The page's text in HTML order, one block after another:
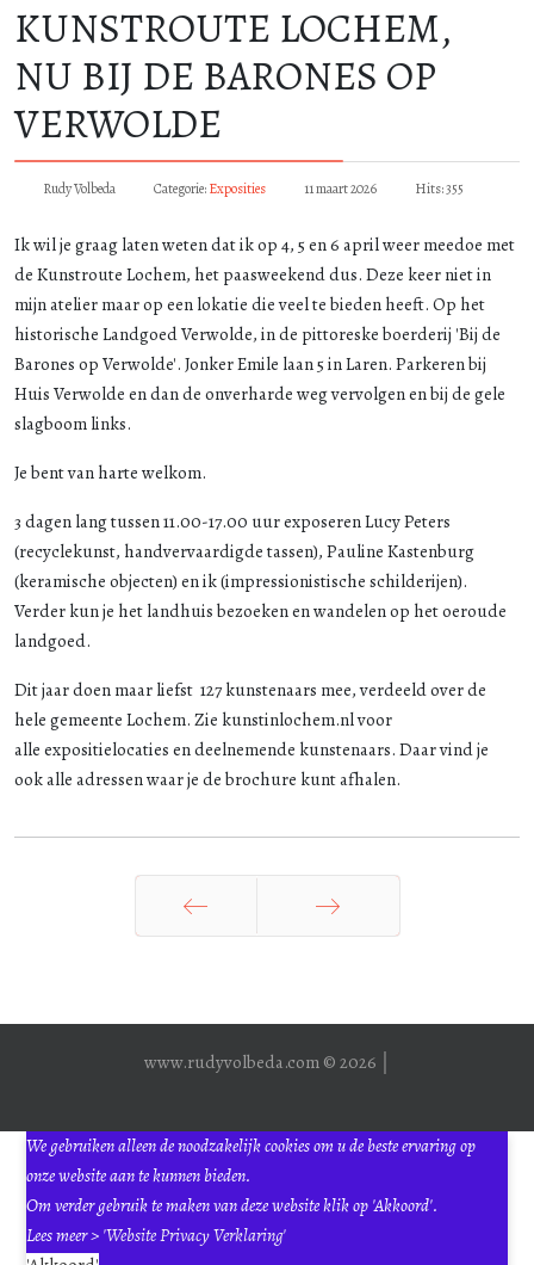
KUNSTROUTE LOCHEM,
NU BIJ DE BARONES OP
VERWOLDE
Rudy Volbeda Categorie:Exposities 11 maart 2026 Hits: 355
Ik wil je graag laten weten dat ik op 4, 5 en 6 april weer meedoe met
de Kunstroute Lochem, het paasweekend dus. Deze keer niet in
mijn atelier maar op een lokatie die veel te bieden heeft. Op het
historische Landgoed Verwolde, in de pittoreske boerderij 'Bij de
Barones op Verwolde'. Jonker Emile laan 5 in Laren. Parkeren bij
Huis Verwolde en dan de onverharde weg vervolgen en bij de gele
slagboom links.
Je bent van harte welkom.
3 dagen lang tussen 11.00-17.00 uur exposeren Lucy Peters
(recyclekunst, handvervaardigde tassen), Pauline Kastenburg
(keramische objecten) en ik (impressionistische schilderijen).
Verder kun je het landhuis bezoeken en wandelen op het oeroude
landgoed.
Dit jaar doen maar liefst 127 kunstenaars mee, verdeeld over de
hele gemeente Lochem. Zie kunstinlochem.nlvoor
alle expositielocaties en deelnemende kunstenaars. Daar vind je
ook alle adressen waar je de brochure kunt afhalen.
www.rudyvolbeda.com © 2026 │
We gebruiken alleen de noodzakelijk cookies om u de beste ervaring op
onze website aan te kunnen bieden.
Om verder gebruik te maken van deze website klik op 'Akkoord'.
Lees meer > 'Website Privacy Verklaring'